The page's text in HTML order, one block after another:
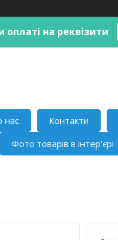
оплаті на реквізити
нас Контакти
Фото товарів в інтер'єрі